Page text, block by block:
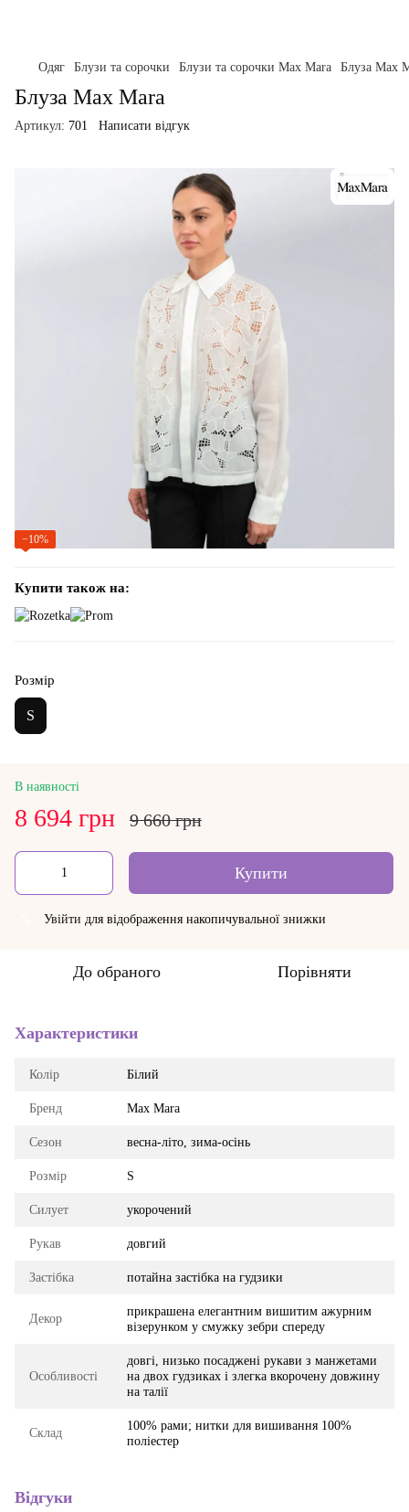
Одяг Блузи та сорочки Блузи та сорочки Max Mara Блуза Max
Блуза Max Mara
Артикул: 701 Написати відгук
−10%
Купити також на:
Розмір
S
В наявності
8 694 грн 9 660 грн
Купити
Увійти для відображення накопичувальної знижки
До обраного Порівняти
Характеристики
Колір Білий
Бренд Max Mara
Сезон весна-літо, зима-осінь
Розмір S
Силует укорочений
Рукав довгий
Застібка потайна застібка на гудзики
Декор
прикрашена елегантним вишитим ажурним
візерунком у смужку зебри спереду
Особливості
довгі, низько посаджені рукави з манжетами
на двох гудзиках і злегка вкорочену довжину
на талії
Склад
100% рами; нитки для вишивання 100%
поліестер
Відгуки